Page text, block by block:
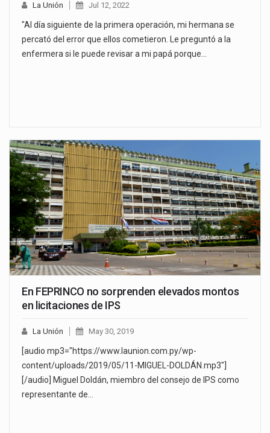
La Unión Jul 12, 2022
"Al día siguiente de la primera operación, mi hermana se
percató del error que ellos cometieron. Le preguntó a la
enfermera si le puede revisar a mi papá porque…
En FEPRINCO no sorprenden elevados montos
en licitaciones de IPS
La Unión May 30, 2019
[audio mp3="https://www.launion.com.py/wp-
content/uploads/2019/05/11-MIGUEL-DOLDÁN.mp3"]
[/audio] Miguel Doldán, miembro del consejo de IPS como
representante de…